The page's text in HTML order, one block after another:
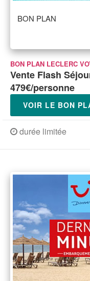
BON PLAN
BON PLAN LECLERC
Vente Flash
479€/personne
VOIR LE BON
durée limitée